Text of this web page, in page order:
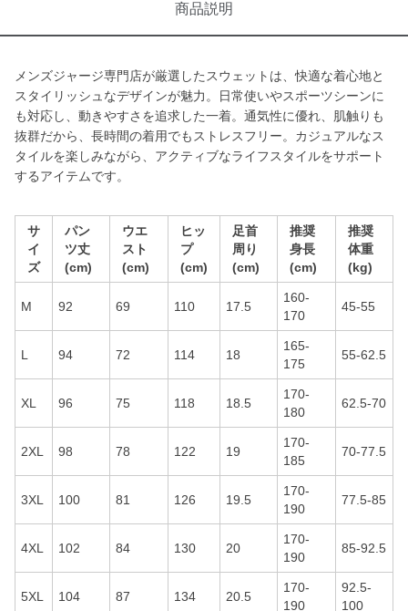
商品説明
メンズジャージ専門店が厳選したスウェットは、快適な着心地と
スタイリッシュなデザインが魅力。日常使いやスポーツシーンに
も対応し、動きやすさを追求した一着。通気性に優れ、肌触りも
抜群だから、長時間の着用でもストレスフリー。カジュアルなス
タイルを楽しみながら、アクティブなライフスタイルをサポート
するアイテムです。
サ
イ
ズ
パン
ツ丈
(cm)
ウエ
スト
(cm)
ヒッ
プ
(cm)
足首
周り
(cm)
推奨
身長
(cm)
推奨
体重
(kg)
M 92 69 110 17.5
160-
170
45-55
L 94 72 114 18
165-
175
55-62.5
XL 96 75 118 18.5
170-
180
62.5-70
2XL 98 78 122 19
170-
185
70-77.5
3XL 100 81 126 19.5
170-
190
77.5-85
4XL 102 84 130 20
170-
190
85-92.5
5XL 104 87 134 20.5
170-
190
92.5-
100